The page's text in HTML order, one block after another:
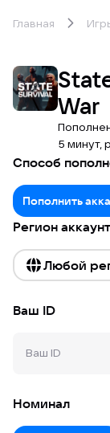
Главная
War
5 минут,
Способ
Пополнить
Регион
Любой
Ваш ID
Номинал